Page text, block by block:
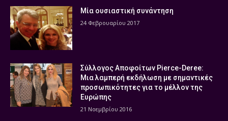
Μία ουσιαστική συνάντηση
24 Φεβρουαρίου 2017
Σύλλογος Αποφοίτων Pierce-Deree:
Μια λαμπερή εκδήλωση με σημαντικές
προσωπικότητες για το μέλλον της
Ευρώπης
21 Νοεμβρίου 2016